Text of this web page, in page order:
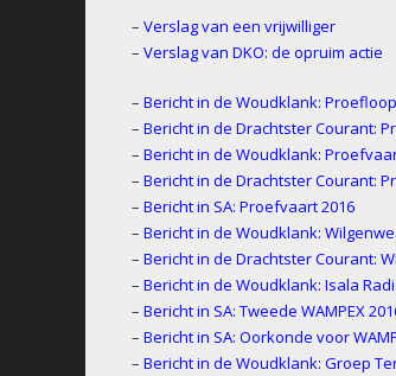
– Verslag van een vrijwilliger
– Verslag van DKO: de opruim actie
– Bericht in de Woudklank:
– Bericht in de Drachtster Courant:
– Bericht in de Woudklank:
– Bericht in de Drachtster Courant:
– Bericht in SA: Proefvaart 2016
– Bericht in de Woudklank:
– Bericht in de Drachtster Courant:
– Bericht in de Woudklank: Isala
– Bericht in SA: Tweede WAMPEX
– Bericht in SA: Oorkonde voor
– Bericht in de Woudklank: Groep